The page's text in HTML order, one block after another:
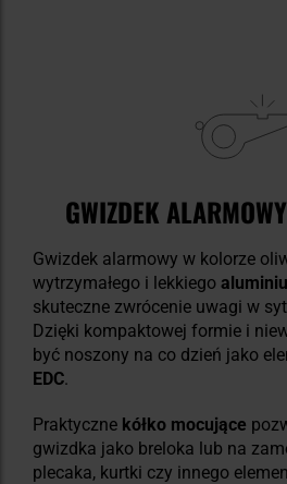
GWIZDEK
Gwizdek alarmowy w kolorze
wytrzymałego i lekkiego
skuteczne zwrócenie uwagi w
Dzięki kompaktowej formie i
być noszony na co dzień jako
EDC.
Praktyczne kółko mocujące
gwizdka jako breloka lub na
plecaka, kurtki czy innego